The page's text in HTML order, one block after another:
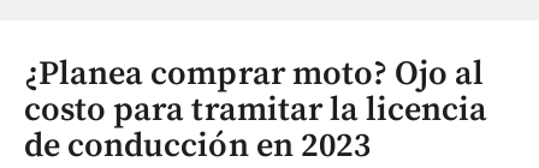
¿Planea comprar moto? Ojo al
costo para tramitar la licencia
de conducción en 2023